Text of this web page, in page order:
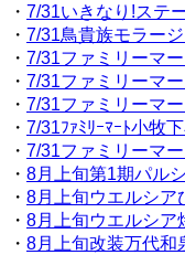
・ 7/31いきなり!ステ
・ 7/31鳥貴族モラー
・ 7/31ファミリーマ
・ 7/31ファミリーマ
・ 7/31ファミリーマ
・ 7/31ﾌｧﾐﾘｰﾏｰﾄ小牧
・ 7/31ファミリーマ
・ 8月上旬第1期パル
・ 8月上旬ウエルシア
・ 8月上旬ウエルシア
・ 8月上旬改装万代和